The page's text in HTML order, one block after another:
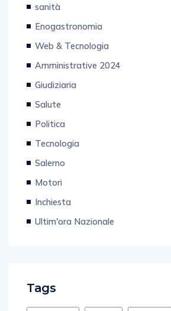
sanità
Enogastronomia
Web & Tecnologia
Amministrative 2024
Giudiziaria
Salute
Politica
Tecnologia
Salerno
Motori
Inchiesta
Ultim'ora Nazionale
Tags